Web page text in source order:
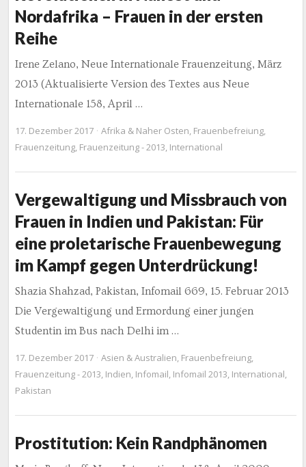
Nordafrika – Frauen in der ersten
Reihe
Irene Zelano, Neue Internationale Frauenzeitung, März
2013 (Aktualisierte Version des Textes aus Neue
Internationale 158, April …
17. Dezember 2017 Afrika & Naher Osten, Frauenbefreiung,
Frauenzeitung, Frauenzeitung - 2013, International
Vergewaltigung und Missbrauch von
Frauen in Indien und Pakistan: Für
eine proletarische Frauenbewegung
im Kampf gegen Unterdrückung!
Shazia Shahzad, Pakistan, Infomail 669, 15. Februar 2013
Die Vergewaltigung und Ermordung einer jungen
Studentin im Bus nach Delhi im …
17. Dezember 2017 Asien & Australien, Frauenbefreiung,
Frauenzeitung - 2013, Indien, Infomail, Infomail 2013, International,
Pakistan
Prostitution: Kein Randphänomen